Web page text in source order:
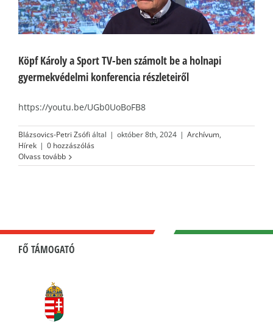
Köpf Károly a Sport TV-ben számolt be a holnapi
gyermekvédelmi konferencia részleteiről
https://youtu.be/UGb0UoBoFB8
Blázsovics-Petri Zsófi által | október 8th, 2024 | Archívum,
Hírek | 0 hozzászólás
Olvass tovább
FŐ TÁMOGATÓ